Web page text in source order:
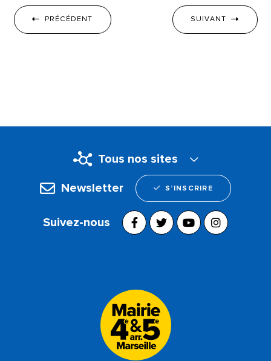
PRÉCÉDENT SUIVANT
Tous nos sites
Newsletter S’INSCRIRE
Suivez-nous